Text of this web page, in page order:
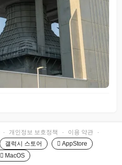
· 개인정보 보호정책 · 이용 약관
·
갤럭시 스토어
 AppStore
 MacOS